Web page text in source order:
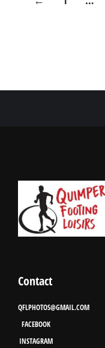
Contact
QFLPHOTOS@GMAIL.COM
FACEBOOK
INSTAGRAM